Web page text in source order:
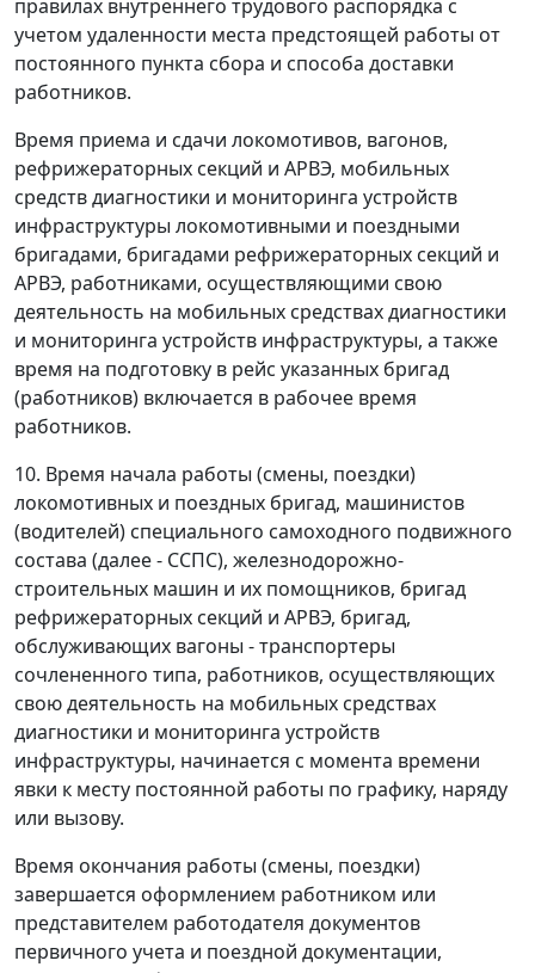
правилах внутреннего трудового распорядка с
учетом удаленности места предстоящей работы от
постоянного пункта сбора и способа доставки
работников.
Время приема и сдачи локомотивов, вагонов,
рефрижераторных секций и АРВЭ, мобильных
средств диагностики и мониторинга устройств
инфраструктуры локомотивными и поездными
бригадами, бригадами рефрижераторных секций и
АРВЭ, работниками, осуществляющими свою
деятельность на мобильных средствах диагностики
и мониторинга устройств инфраструктуры, а также
время на подготовку в рейс указанных бригад
(работников) включается в рабочее время
работников.
10. Время начала работы (смены, поездки)
локомотивных и поездных бригад, машинистов
(водителей) специального самоходного подвижного
состава (далее - ССПС), железнодорожно-
строительных машин и их помощников, бригад
рефрижераторных секций и АРВЭ, бригад,
обслуживающих вагоны - транспортеры
сочлененного типа, работников, осуществляющих
свою деятельность на мобильных средствах
диагностики и мониторинга устройств
инфраструктуры, начинается с момента времени
явки к месту постоянной работы по графику, наряду
или вызову.
Время окончания работы (смены, поездки)
завершается оформлением работником или
представителем работодателя документов
первичного учета и поездной документации,